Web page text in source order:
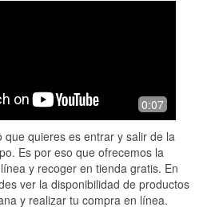
0:07
que quieres es entrar y salir de la
Es por eso que ofrecemos la
y recoger en tienda gratis. En
ver la disponibilidad de productos
y realizar tu compra en línea.